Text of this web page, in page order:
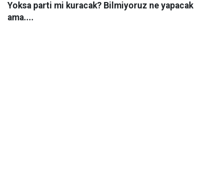
Yoksa parti mi kuracak? Bilmiyoruz ne yapacak
ama....